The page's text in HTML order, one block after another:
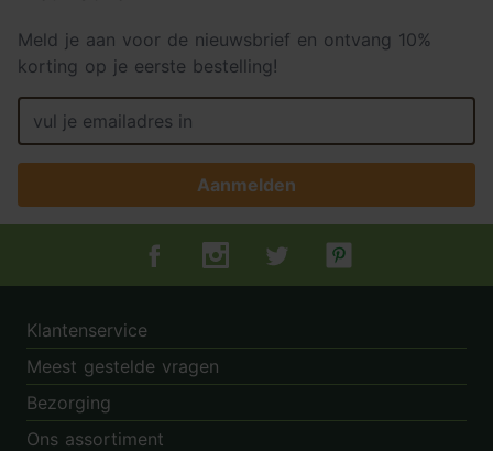
Meld je aan voor de nieuwsbrief en ontvang 10%
korting op je eerste bestelling!
Aanmelden
Klantenservice
Meest gestelde vragen
Bezorging
Ons assortiment